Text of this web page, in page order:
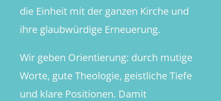
die Einheit mit der ganzen Kirche und
ihre glaubwürdige Erneuerung.
Wir geben Orientierung: durch mutige
Worte, gute Theologie, geistliche Tiefe
und klare Positionen. Damit